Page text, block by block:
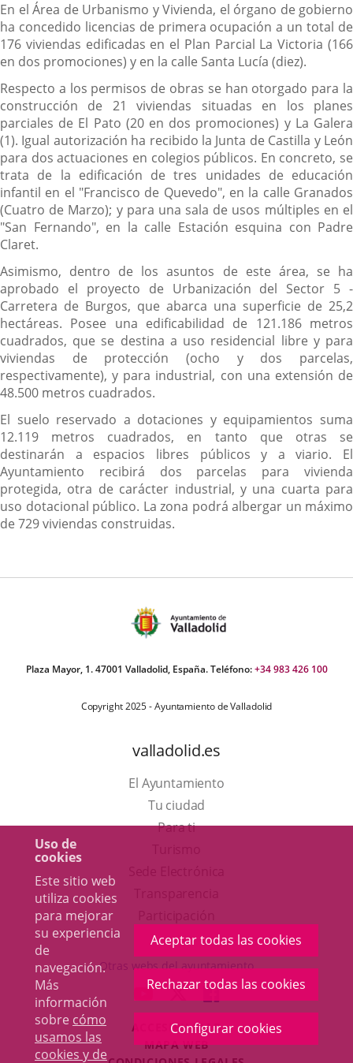
Uso de
cookies
Este sitio web
utiliza cookies
para mejorar
su experiencia
de
navegación.
Más
información
sobre cómo
usamos las
cookies y de
Aceptar todas las cookies
Rechazar todas las cookies
Configurar cookies
En el Área de Urbanismo y Vivienda, el órgano de gobierno
ha concedido licencias de primera ocupación a un total de
176 viviendas edificadas en el Plan Parcial La Victoria (166
en dos promociones) y en la calle Santa Lucía (diez).
Respecto a los permisos de obras se han otorgado para la
construcción de 21 viviendas situadas en los planes
parciales de El Pato (20 en dos promociones) y La Galera
(1). Igual autorización ha recibido la Junta de Castilla y León
para dos actuaciones en colegios públicos. En concreto, se
trata de la edificación de tres unidades de educación
infantil en el "Francisco de Quevedo", en la calle Granados
(Cuatro de Marzo); y para una sala de usos múltiples en el
"San Fernando", en la calle Estación esquina con Padre
Claret.
Asimismo, dentro de los asuntos de este área, se ha
aprobado el proyecto de Urbanización del Sector 5 -
Carretera de Burgos, que abarca una superficie de 25,2
hectáreas. Posee una edificabilidad de 121.186 metros
cuadrados, que se destina a uso residencial libre y para
viviendas de protección (ocho y dos parcelas,
respectivamente), y para industrial, con una extensión de
48.500 metros cuadrados.
El suelo reservado a dotaciones y equipamientos suma
12.119 metros cuadrados, en tanto que otras se
destinarán a espacios libres públicos y a viario. El
Ayuntamiento recibirá dos parcelas para vivienda
protegida, otra de carácter industrial, y una cuarta para
uso dotacional público. La zona podrá albergar un máximo
de 729 viviendas construidas.
Plaza Mayor, 1. 47001 Valladolid, España. Teléfono:+34 983 426 100
Copyright 2025 - Ayuntamiento de Valladolid
valladolid.es
El Ayuntamiento
Tu ciudad
Para ti
en
una
ventana
nueva.
aplicación
externa.
Otras webs del ayuntamiento
ENLACE
A
UNA
APLICACIÓN
ENLACE
A
UNA
APLICACIÓN
ENLACE
A
UNA
ACCESIBILIDAD
MAPA WEB